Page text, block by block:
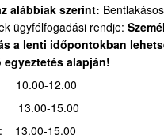
alábbiak szerint:
ügyfélfogadási rendje:
a lenti időpontokban
alapján!
12.00
15.00
13.00-15.00